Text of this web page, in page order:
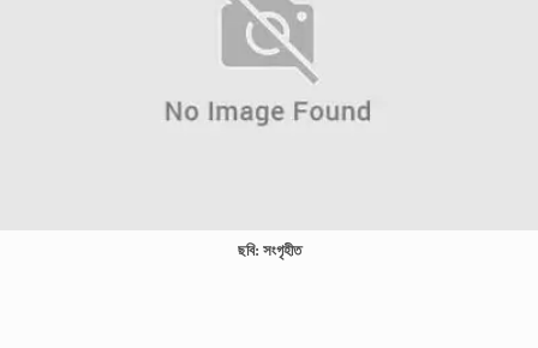
ছবি: সংগৃহীত